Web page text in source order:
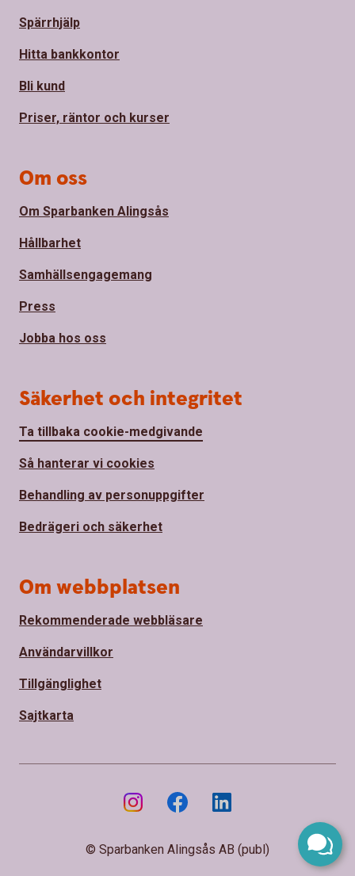
Spärrhjälp
Hitta bankkontor
Bli kund
Priser, räntor och kurser
Om oss
Om Sparbanken Alingsås
Hållbarhet
Samhällsengagemang
Press
Jobba hos oss
Säkerhet och integritet
Ta tillbaka cookie-medgivande
Så hanterar vi cookies
Behandling av personuppgifter
Bedrägeri och säkerhet
Om webbplatsen
Rekommenderade webbläsare
Användarvillkor
Tillgänglighet
Sajtkarta
© Sparbanken Alingsås AB (publ)